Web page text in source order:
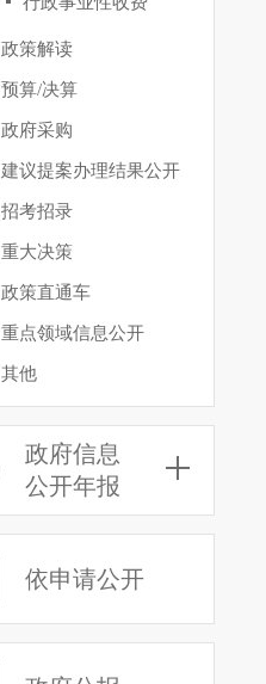
政策解读
预算/决算
政府采购
建议提案办理结果公开
招考招录
重大决策
政策直通车
重点领域信息公开
其他
政府信息
公开年报
依申请公开